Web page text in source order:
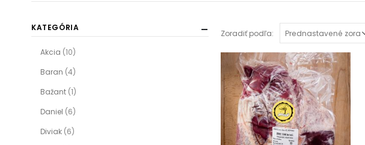
Zoradiť podľa:
KATEGÓRIA
Akcia (10)
Baran (4)
Bažant (1)
Daniel (6)
Diviak (6)